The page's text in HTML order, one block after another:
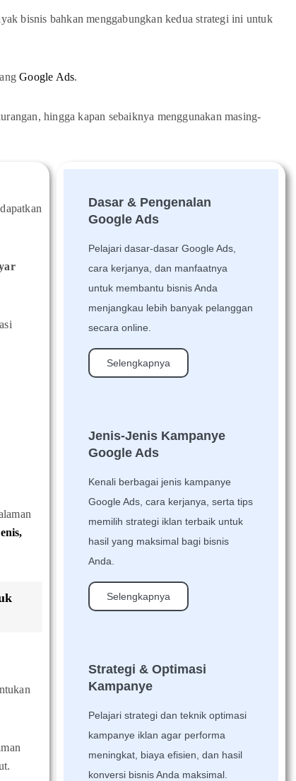
bisnis bahkan menggabungkan kedua strategi ini untuk
Google Ads.
hingga kapan sebaiknya menggunakan masing-
Dasar & Pengenalan
Google Ads
Pelajari dasar-dasar Google Ads,
cara kerjanya, dan manfaatnya
untuk membantu bisnis Anda
menjangkau lebih banyak pelanggan
secara online.
Selengkapnya
Jenis-Jenis Kampanye
Google Ads
Kenali berbagai jenis kampanye
Google Ads, cara kerjanya, serta tips
memilih strategi iklan terbaik untuk
hasil yang maksimal bagi bisnis
Anda.
Selengkapnya
Strategi & Optimasi
Kampanye
Pelajari strategi dan teknik optimasi
kampanye iklan agar performa
meningkat, biaya efisien, dan hasil
konversi bisnis Anda maksimal.